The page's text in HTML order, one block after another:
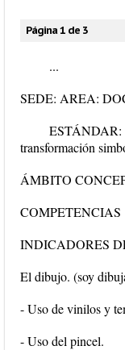
Página 1 de 3
...
SEDE: AREA:
ESTÁNDAR:
transformación
ÁMBITO
COMPETENCIAS
INDICADORES
El dibujo. (soy
- Uso de vinilos y
- Uso del pincel.